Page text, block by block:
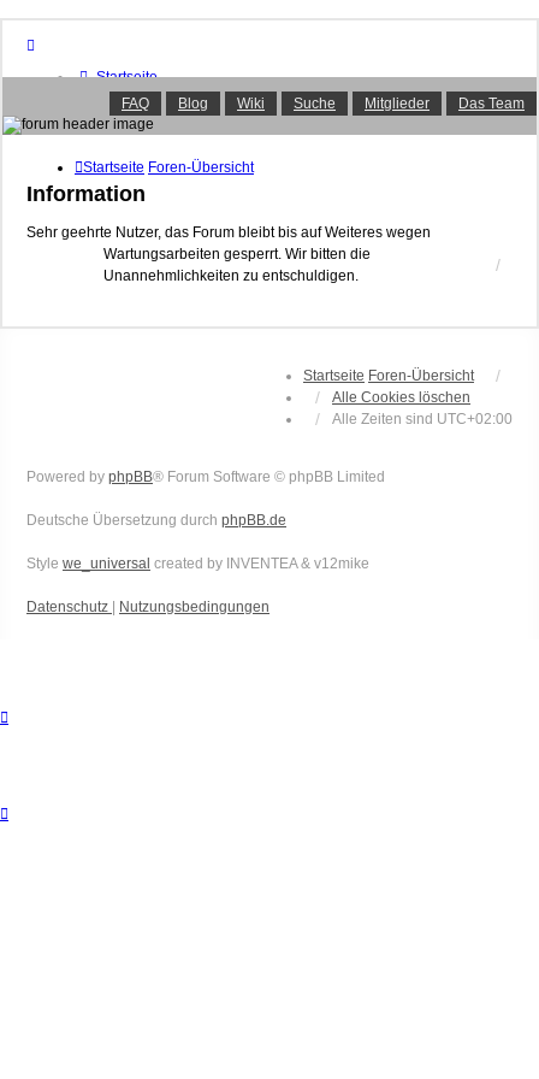
Startseite
Foren-Übersicht
FAQ
Suche
Aktive Themen
Das Team
Anmelden
FAQ Blog Wiki Suche Mitglieder Das Team
Startseite Foren-Übersicht
Information
Sehr geehrte Nutzer, das Forum bleibt bis auf Weiteres wegen
Wartungsarbeiten gesperrt. Wir bitten die
Unannehmlichkeiten zu entschuldigen.
Startseite Foren-Übersicht
Alle Cookies löschen
Alle Zeiten sind UTC+02:00
Powered by phpBB® Forum Software © phpBB Limited
Deutsche Übersetzung durch phpBB.de
Style we_universal created by INVENTEA & v12mike
Datenschutz Nutzungsbedingungen